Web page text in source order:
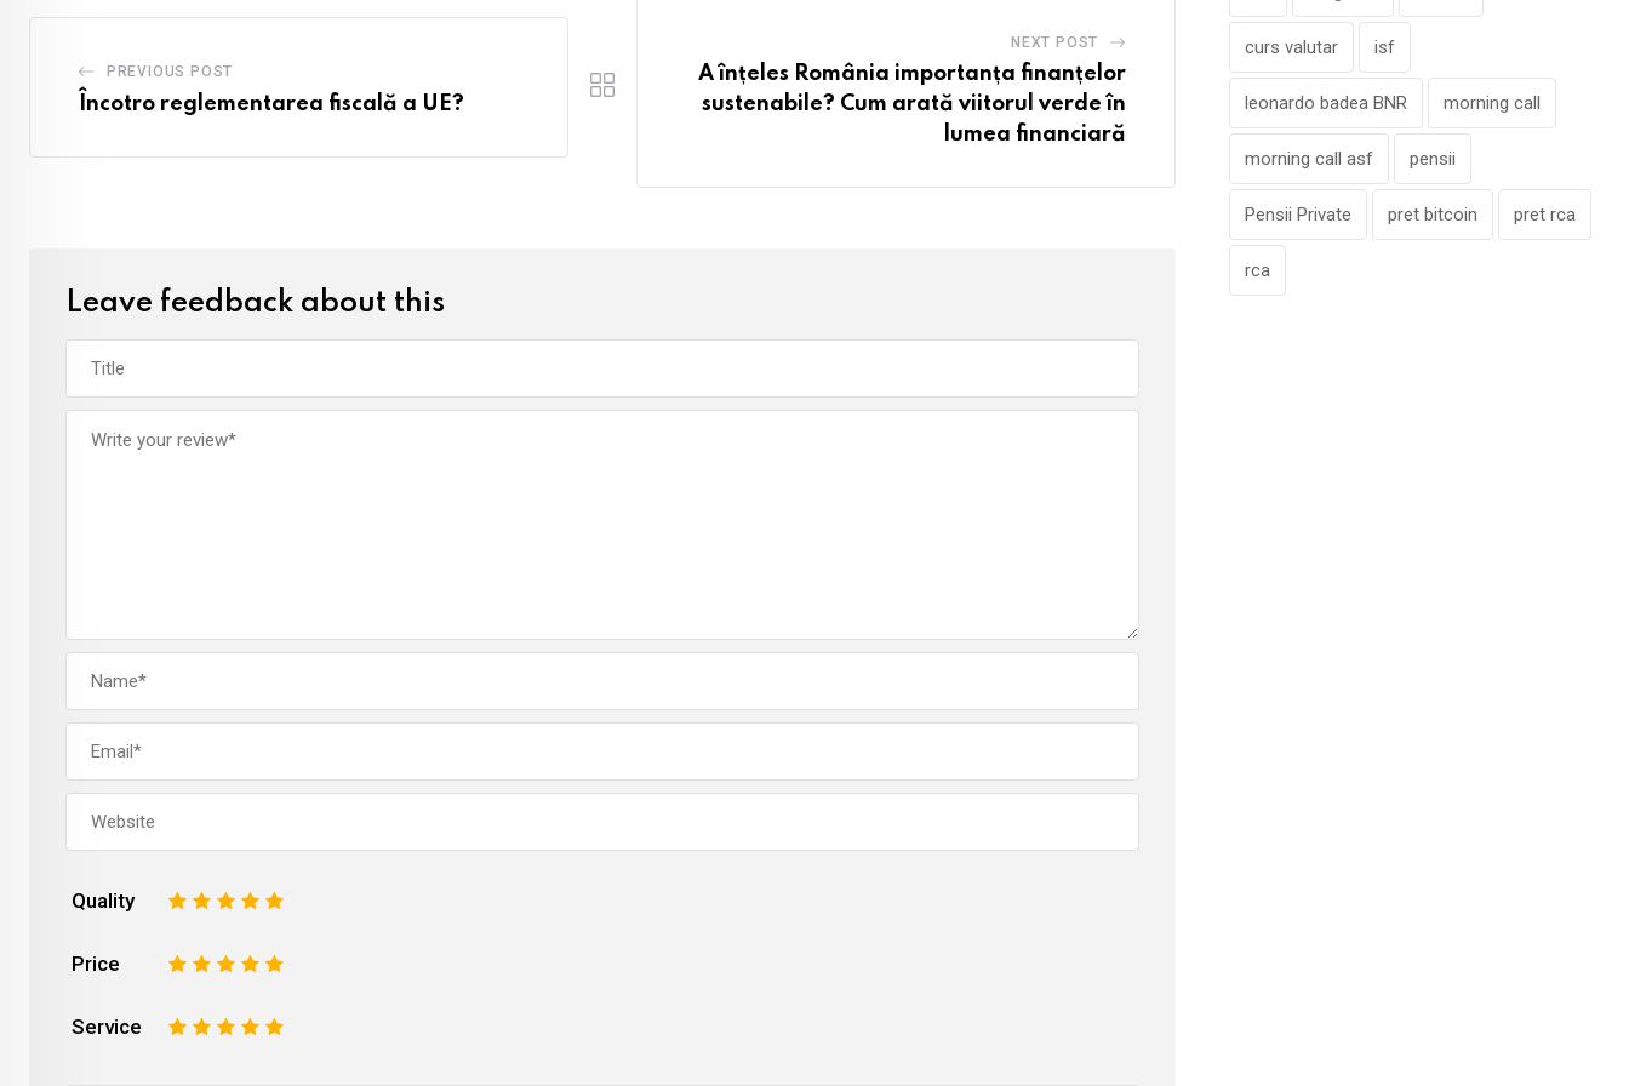
PREVIOUS POST
Încotro reglementarea fiscală a UE?
NEXT POST
A înțeles România importanța finanțelor
sustenabile? Cum arată viitorul verde în
lumea financiară
Leave feedback about this
Quality 5
4
3
2
Price 5
4
3
2
Service 5
4
3
2
curs valutar isf
leonardo badea BNR morning call
morning call asf pensii
Pensii Private pret bitcoin pret rca
rca